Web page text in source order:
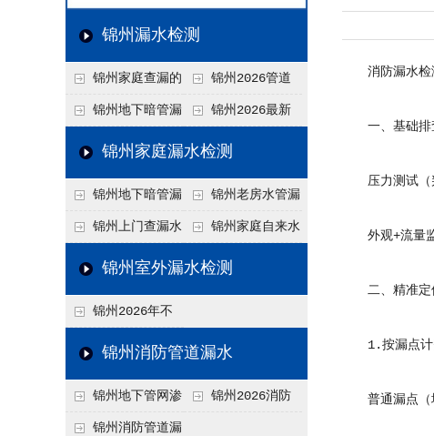
锦州漏水检测
锦州家庭查漏的
实用小技巧
锦州2026管道
漏水维修价格表，按
材质、漏点类型精准
锦州地下暗管漏
水检测价格高？2026
巧
锦州2026最新
上门漏水检测价格
类报价一览
锦州家庭漏水检测
锦州地下暗管漏
水检测技术与价格关
联2026，不同方法收
锦州老房水管漏
水检测与维修价格20
26，老旧管道改造方
锦州上门查漏水
vs 自行检测：2026
析
锦州家庭自来水
管漏水检测全攻略：
锦州室外漏水检测
锦州2026年不
同城市上门查漏水价
价参考
锦州消防管道漏水
锦州地下管网渗
漏检测
锦州2026消防
锦州消防管道漏
消防漏水检测
一、基础排查
压力测试（判
外观+流量监
二、精准定
1.按漏点计费
普通漏点（